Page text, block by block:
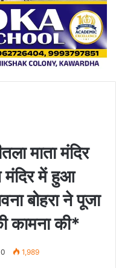
माता मंदिर
मंदिर में हुआ
बोहरा ने पूजा
कामना की*
0 1,989